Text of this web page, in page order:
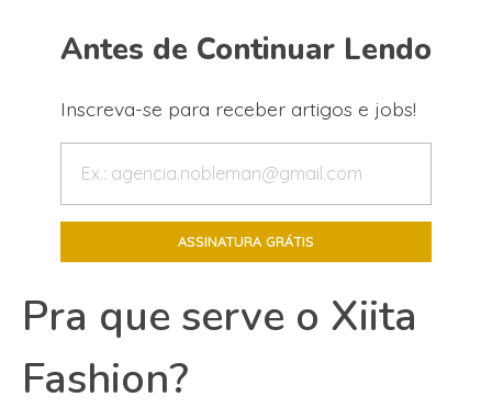
Antes de Continuar Lendo
Inscreva-se para receber artigos e jobs!
Pra que serve o Xiita
Fashion?